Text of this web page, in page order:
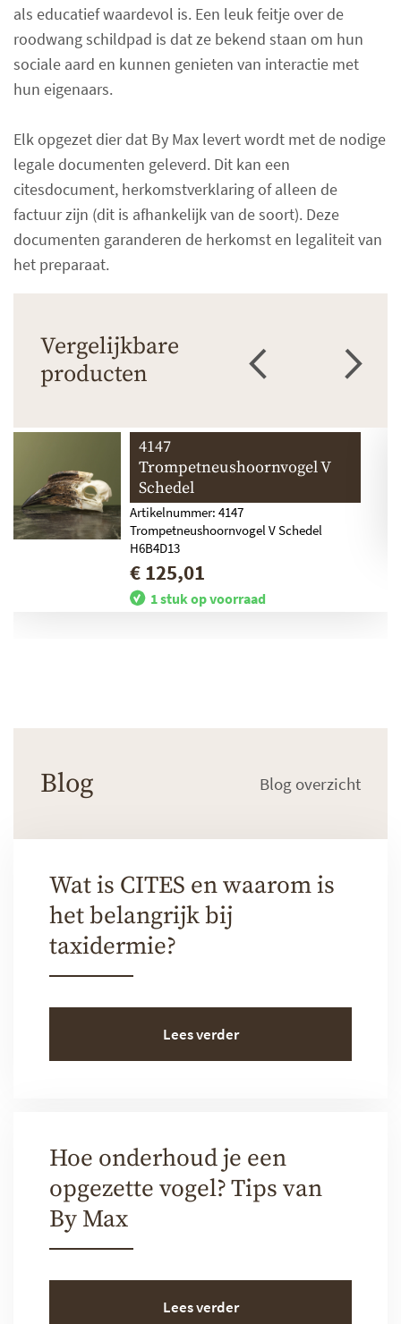
als educatief waardevol is. Een leuk feitje over de
roodwang schildpad is dat ze bekend staan om hun
sociale aard en kunnen genieten van interactie met
hun eigenaars.
Elk opgezet dier dat By Max levert wordt met de nodige
legale documenten geleverd. Dit kan een
citesdocument, herkomstverklaring of alleen de
factuur zijn (dit is afhankelijk van de soort). Deze
documenten garanderen de herkomst en legaliteit van
het preparaat.
Vergelijkbare
producten
4147
Trompetneushoornvogel V
Schedel
Artikelnummer: 4147
Trompetneushoornvogel V Schedel
H6B4D13
€ 125,01
1 stuk op voorraad
Blog Blog overzicht
Wat is CITES en waarom is
het belangrijk bij
taxidermie?
Lees verder
Hoe onderhoud je een
opgezette vogel? Tips van
By Max
Lees verder